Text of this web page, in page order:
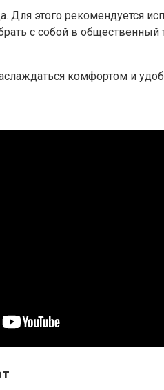
этого рекомендуется
с собой в
комфортом и